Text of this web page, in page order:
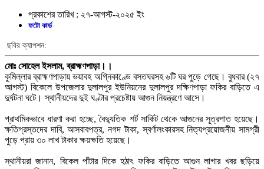
প্রকাশের তারিখ : ২৭-আগস্ট-২০২৫ ইং
ফটো কার্ড
ছবির ক্যাপশন:
মোঃ সোহেল ইসলাম, ব্রাহ্মণপাড়া।।
কুমিল্লার ব্রাহ্মণপাড়ায় ভয়াবহ অগ্নিকাণ্ডে বসতঘরসহ ৬টি ঘর পুড়ে গেছে। বুধবার (২৭
আগস্ট) বিকেলে উপজেলার দুলালপুর ইউনিয়নের দুলালপুর দক্ষিণপাড়া ফকির বাড়িতে এ
দুর্ঘটনা ঘটে। স্থানীয়দের দুই ঘণ্টার প্রচেষ্টায় আগুন নিয়ন্ত্রণে আসে।
প্রাথমিকভাবে ধারণা করা হচ্ছে, বৈদ্যুতিক শর্ট সার্কিট থেকে আগুনের সূত্রপাত হয়েছে।
ক্ষতিগ্রস্তদের দাবি, আসবাবপত্র, নগদ টাকা, স্বর্ণালংকারসহ নিত্যপ্রয়োজনীয় সামগ্রী
পুড়ে প্রায় ৩০ লাখ টাকার ক্ষয়ক্ষতি হয়েছে।
স্থানীয়রা জানান, বিকেল পাঁটার দিকে হঠাৎ ফকির বাড়িতে আগুন লাগার খবর ছড়িয়ে